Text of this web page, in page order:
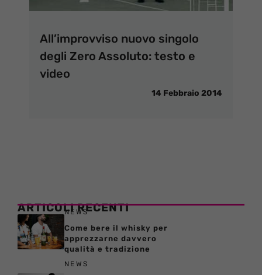
All’improvviso nuovo singolo
degli Zero Assoluto: testo e
video
14 Febbraio 2014
ARTICOLI RECENTI
NEWS
Come bere il whisky per
apprezzarne davvero
qualità e tradizione
NEWS